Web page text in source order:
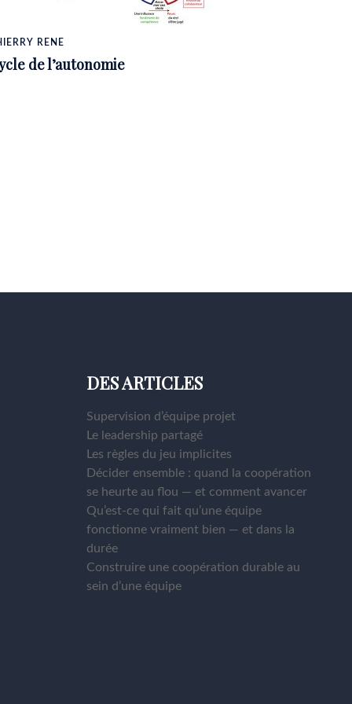
RENE
de l’autonomie
DES ARTICLES
Supervision d’équipe projet
Le leadership partagé
Les règles du jeu implicites
Décider ensemble : quand la coopération
se heurte au flou — et comment avancer
Qu’est-ce qui fait qu’une équipe
fonctionne vraiment bien — et dans la
durée
Construire une coopération durable au
sein d’une équipe